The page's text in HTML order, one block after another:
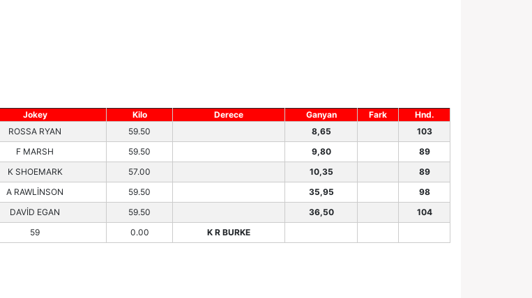
Jokey Kilo Derece Ganyan Fark
Hnd.
ROSSA RYAN 59.50 8,65
103
F MARSH 59.50 9,80
89
K SHOEMARK 57.00 10,35
89
A RAWLİNSON 59.50 35,95
98
DAVİD EGAN 59.50 36,50
104
59 0.00 K R BURKE